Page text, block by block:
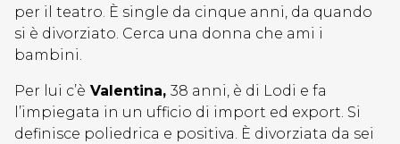
per il teatro. È single da cinque anni, da quando
si è divorziato. Cerca una donna che ami i
bambini.
Per lui c’è Valentina, 38 anni, è di Lodi e fa
l’impiegata in un ufficio di import ed export. Si
definisce poliedrica e positiva. È divorziata da sei